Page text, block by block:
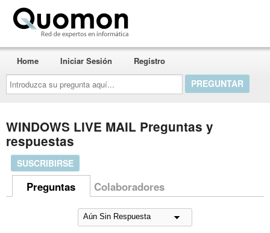
Introduzca
su
pregunta
aquí...
Home Iniciar Sesión Registro
WINDOWS LIVE MAIL Preguntas y
respuestas
SUSCRIBIRSE
Preguntas Colaboradores